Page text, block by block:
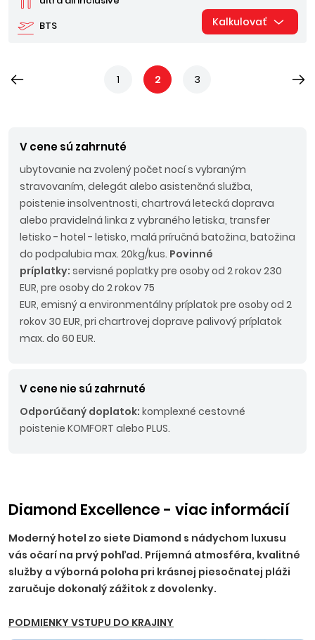
BTS Kalkulovať
1 2 3
V cene sú zahrnuté
ubytovanie na zvolený počet nocí s vybraným
stravovaním, delegát alebo asistenčná služba,
poistenie insolventnosti, chartrová letecká doprava
alebo pravidelná linka z vybraného letiska, transfer
letisko - hotel - letisko, malá príručná batožina, batožina
do podpalubia max. 20kg/kus. Povinné
príplatky: servisné poplatky pre osoby od 2 rokov 230
EUR, pre osoby do 2 rokov 75
EUR, emisný a environmentálny príplatok pre osoby od 2
rokov 30 EUR, pri chartrovej doprave palivový príplatok
max. do 60 EUR.
V cene nie sú zahrnuté
Odporúčaný doplatok: komplexné cestovné
poistenie KOMFORT alebo PLUS.
Diamond Excellence - viac informácií
Moderný hotel zo siete Diamond s nádychom luxusu
vás očarí na prvý pohľad. Príjemná atmosféra, kvalitné
služby a výborná poloha pri krásnej piesočnatej pláži
zaručuje dokonalý zážitok z dovolenky.
PODMIENKY VSTUPU DO KRAJINY